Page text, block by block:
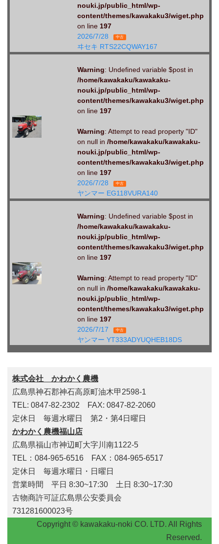
nouki.jp/public_html/wp-
content/themes/kawakaku3/wiget.php
on line 197
2026/7/28
中古
ヰセキ RTS22CQWAY167
Warning: Undefined variable $post in
/home/kawakaku/kawakaku-
nouki.jp/public_html/wp-
content/themes/kawakaku3/wiget.php
on line 197
Warning: Attempt to read property "ID"
on null in /home/kawakaku/kawakaku-
nouki.jp/public_html/wp-
content/themes/kawakaku3/wiget.php
on line 197
2026/7/28
中古
ヤンマー EG118VURA140
Warning: Undefined variable $post in
/home/kawakaku/kawakaku-
nouki.jp/public_html/wp-
content/themes/kawakaku3/wiget.php
on line 197
Warning: Attempt to read property "ID"
on null in /home/kawakaku/kawakaku-
nouki.jp/public_html/wp-
content/themes/kawakaku3/wiget.php
on line 197
2026/7/17
中古
ヤンマー YT333ADYUQHEB18DS
株式会社 かわかく農機
広島県神石郡神石高原町油木甲2598-1
TEL: 0847-82-2302 FAX: 0847-82-2060
定休日 毎週水曜日 第2・第4日曜日
かわかく農機福山店
広島県福山市神辺町大字川南1122-5
TEL：084-965-6516 FAX：084-965-6517
定休日 毎週水曜日・日曜日
営業時間 平日 8:30~17:30 土日 8:30~17:30
古物商許可証広島県公安委員会
731281600023号
Copyright © kawakaku-noki CO. LTD. All Rights
Reserved.